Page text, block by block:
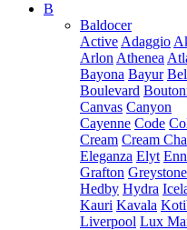
B
Baldocer
Active Adaggio
Arlon Athenea
Bayona Bayur
Boulevard
Canvas Canyon
Cayenne Code
Cream Cream
Eleganza Elyt
Grafton Greystone
Hedby Hydra
Kauri Kavala
Liverpool Lux